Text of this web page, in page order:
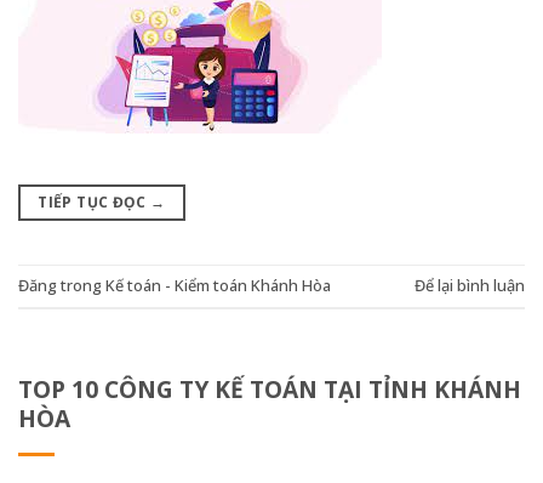
TIẾP TỤC ĐỌC →
Đăng trongKế toán - Kiểm toán Khánh Hòa Để lại bình luận
TOP 10 CÔNG TY KẾ TOÁN TẠI TỈNH KHÁNH
HÒA